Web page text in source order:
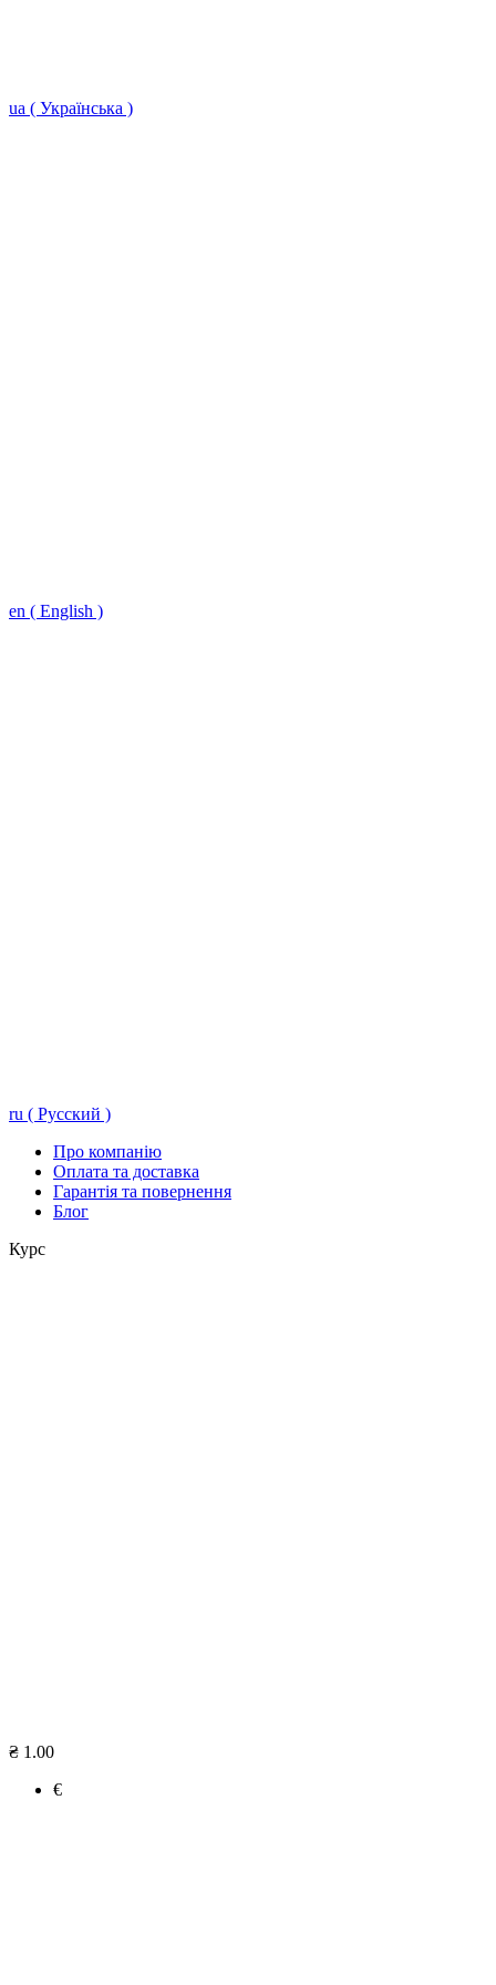
ua ( Українська )
en ( English )
ru ( Русский )
Про компанію
Оплата та доставка
Гарантія та повернення
Блог
Курс
₴ 1.00
€